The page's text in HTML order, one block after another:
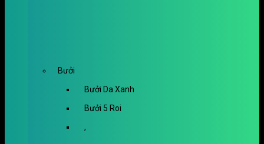
Bưởi
Bưởi Da Xanh
Bưởi 5 Roi
,